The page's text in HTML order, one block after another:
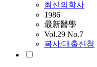
최신의학사
1986
最新醫學
Vol.29 No.7
복사/대출신청